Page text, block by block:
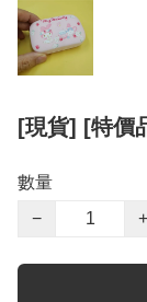
[現貨] [特價
數量
−
+